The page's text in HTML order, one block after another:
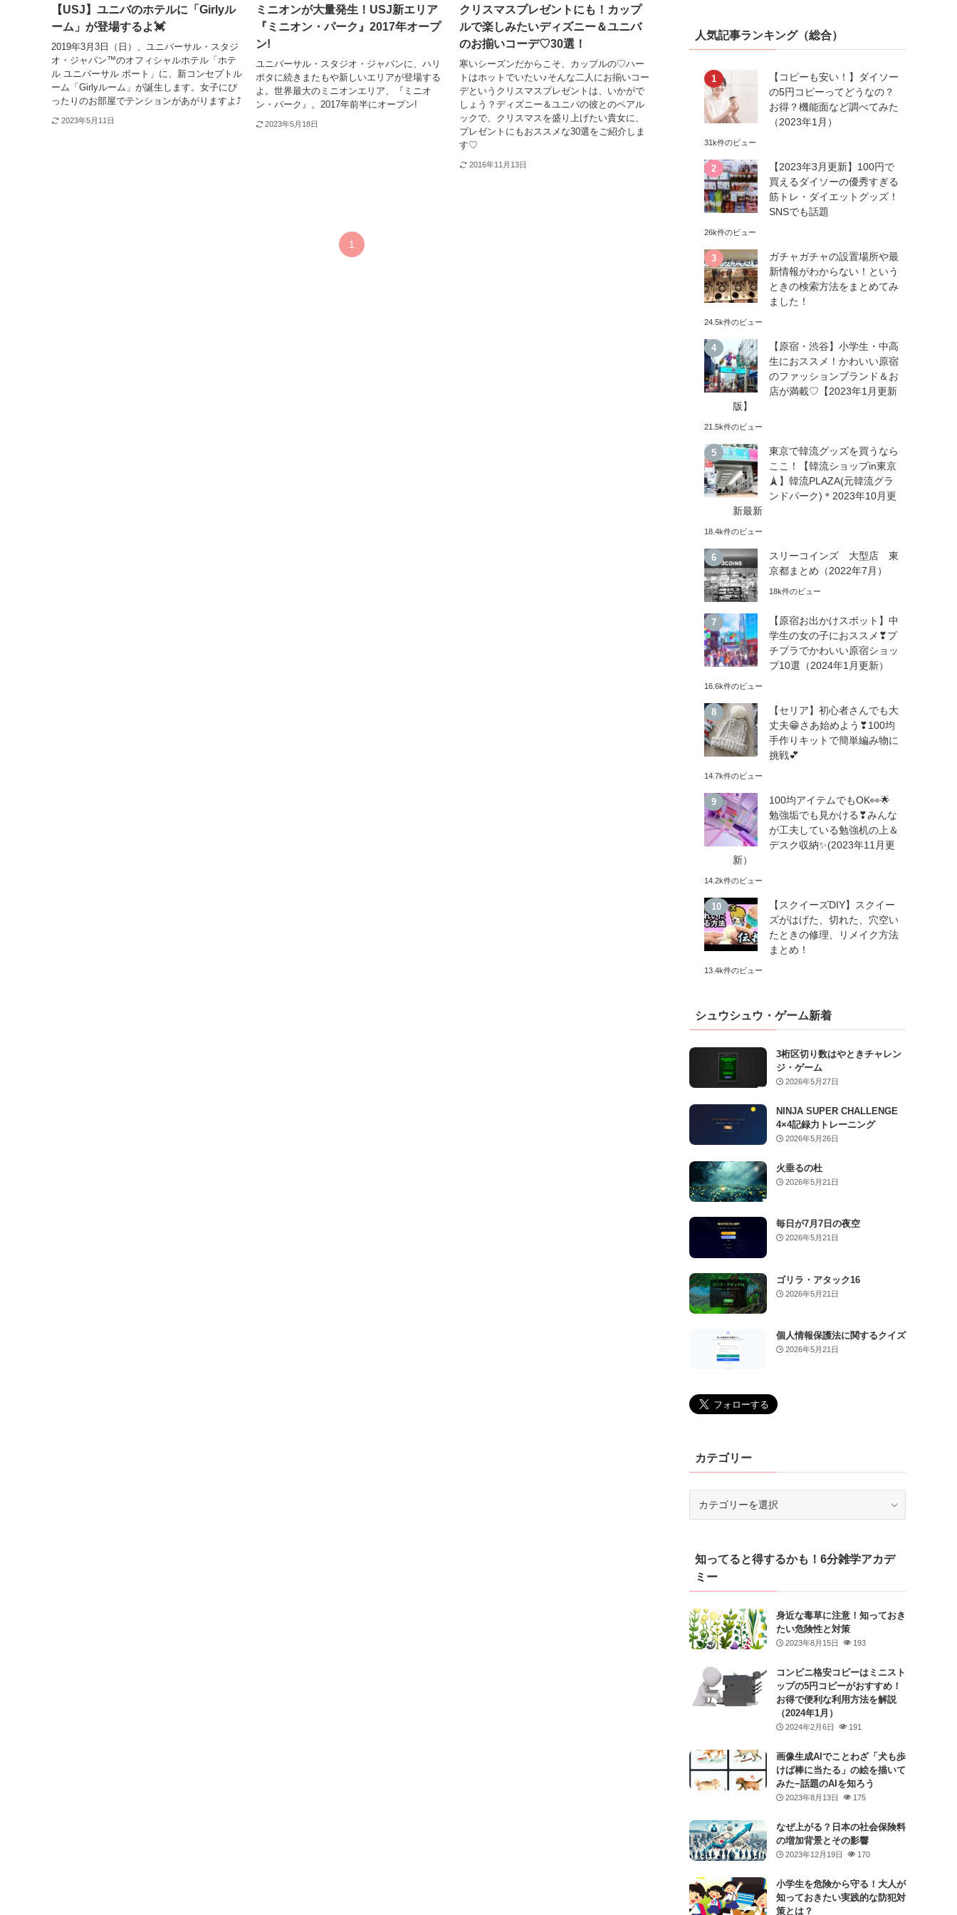
【USJ】ユニバのホテルに「Girlyル
ーム」が登場するよ💓
2019年3月3日（日）、ユニバーサル・スタジ
オ・ジャパン™のオフィシャルホテル「ホテ
ル ユニバーサル ポート」に、新コンセプトル
ーム「Girlyルーム」が誕生します。女子にぴ
ったりのお部屋でテンションがあがりますよ⤴️
2023年5月11日
ミニオンが大量発生！USJ新エリア
『ミニオン・パーク』2017年オープ
ン!
ユニバーサル・スタジオ・ジャパンに、ハリ
ポタに続きまたもや新しいエリアが登場する
よ。世界最大のミニオンエリア、『ミニオ
ン・パーク』。2017年前半にオープン!
2023年5月18日
クリスマスプレゼントにも！カップ
ルで楽しみたいディズニー＆ユニバ
のお揃いコーデ♡30選！
寒いシーズンだからこそ、カップルの♡ハー
トはホットでいたい♪そんな二人にお揃いコー
デというクリスマスプレゼントは、いかがで
しょう？ディズニー＆ユニバの彼とのペアル
ックで、クリスマスを盛り上げたい貴女に、
プレゼントにもおススメな30選をご紹介しま
す♡
2016年11月13日
1
人気記事ランキング（総合）
【コピーも安い！】ダイソー
の5円コピーってどうなの？
お得？機能面など調べてみた
（2023年1月）
31k件のビュー
【2023年3月更新】100円で
買えるダイソーの優秀すぎる
筋トレ・ダイエットグッズ！
SNSでも話題
26k件のビュー
ガチャガチャの設置場所や最
新情報がわからない！という
ときの検索方法をまとめてみ
ました！
24.5k件のビュー
【原宿・渋谷】小学生・中高
生におススメ！かわいい原宿
のファッションブランド＆お
店が満載♡【2023年1月更新
版】
21.5k件のビュー
東京で韓流グッズを買うなら
ここ！【韓流ショップin東京
🗼】韓流PLAZA(元韓流グラ
ンドパーク)＊2023年10月更
新最新
18.4k件のビュー
スリーコインズ 大型店 東
京都まとめ（2022年7月）
18k件のビュー
【原宿お出かけスポット】中
学生の女の子におススメ❣プ
チプラでかわいい原宿ショッ
プ10選（2024年1月更新）
16.6k件のビュー
【セリア】初心者さんでも大
丈夫😁さあ始めよう❣100均
手作りキットで簡単編み物に
挑戦💕
14.7k件のビュー
100均アイテムでもOK👀🌟
勉強垢でも見かける❣みんな
が工夫している勉強机の上＆
デスク収納✨(2023年11月更
新）
14.2k件のビュー
【スクイーズDIY】スクイー
ズがはげた、切れた、穴空い
たときの修理、リメイク方法
まとめ！
13.4k件のビュー
シュウシュウ・ゲーム新着
3桁区切り数はやときチャレン
ジ・ゲーム
2026年5月27日
NINJA SUPER CHALLENGE
4×4記録力トレーニング
2026年5月26日
火垂るの杜
2026年5月21日
毎日が7月7日の夜空
2026年5月21日
ゴリラ・アタック16
2026年5月21日
個人情報保護法に関するクイズ
2026年5月21日
カテゴリー
ー知ってると得するかも！6分雑学アカデ
ミー
身近な毒草に注意！知っておき
たい危険性と対策
2023年8月15日 193
コンビニ格安コピーはミニスト
ップの5円コピーがおすすめ！
お得で便利な利用方法を解説
（2024年1月）
2024年2月6日 191
画像生成AIでことわざ「犬も歩
けば棒に当たる」の絵を描いて
みた−話題のAIを知ろう
2023年8月13日 175
なぜ上がる？日本の社会保険料
の増加背景とその影響
2023年12月19日 170
小学生を危険から守る！大人が
知っておきたい実践的な防犯対
策とは？